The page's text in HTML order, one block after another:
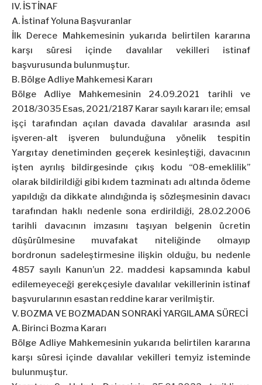
IV. İSTİNAF
A. İstinaf Yoluna Başvuranlar
İlk Derece Mahkemesinin yukarıda belirtilen kararına
karşı süresi içinde davalılar vekilleri istinaf
başvurusunda bulunmuştur.
B. Bölge Adliye Mahkemesi Kararı
Bölge Adliye Mahkemesinin 24.09.2021 tarihli ve
2018/3035 Esas, 2021/2187 Karar sayılı kararı ile; emsal
işçi tarafından açılan davada davalılar arasında asıl
işveren-alt işveren bulunduğuna yönelik tespitin
Yargıtay denetiminden geçerek kesinleştiği, davacının
işten ayrılış bildirgesinde çıkış kodu “08-emeklilik”
olarak bildirildiği gibi kıdem tazminatı adı altında ödeme
yapıldığı da dikkate alındığında iş sözleşmesinin davacı
tarafından haklı nedenle sona erdirildiği, 28.02.2006
tarihli davacının imzasını taşıyan belgenin ücretin
düşürülmesine muvafakat niteliğinde olmayıp
bordronun sadeleştirmesine ilişkin olduğu, bu nedenle
4857 sayılı Kanun’un 22. maddesi kapsamında kabul
edilemeyeceği gerekçesiyle davalılar vekillerinin istinaf
başvurularının esastan reddine karar verilmiştir.
V. BOZMA VE BOZMADAN SONRAKİ YARGILAMA SÜRECİ
A. Birinci Bozma Kararı
Bölge Adliye Mahkemesinin yukarıda belirtilen kararına
karşı süresi içinde davalılar vekilleri temyiz isteminde
bulunmuştur.